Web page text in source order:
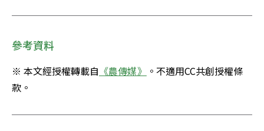
參考資料
※ 本文經授權轉載自 《農傳媒》 。不適用CC共創授權條
款。